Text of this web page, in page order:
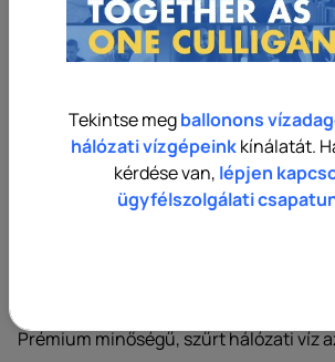
Use arrow keys to navigate between
Prémium minőségű, szűrt hálózati víz
Tekintse megballonons
hálózati vízgépeinkkínálatát.
kérdése van, lépjen
ügyfélszolgálati